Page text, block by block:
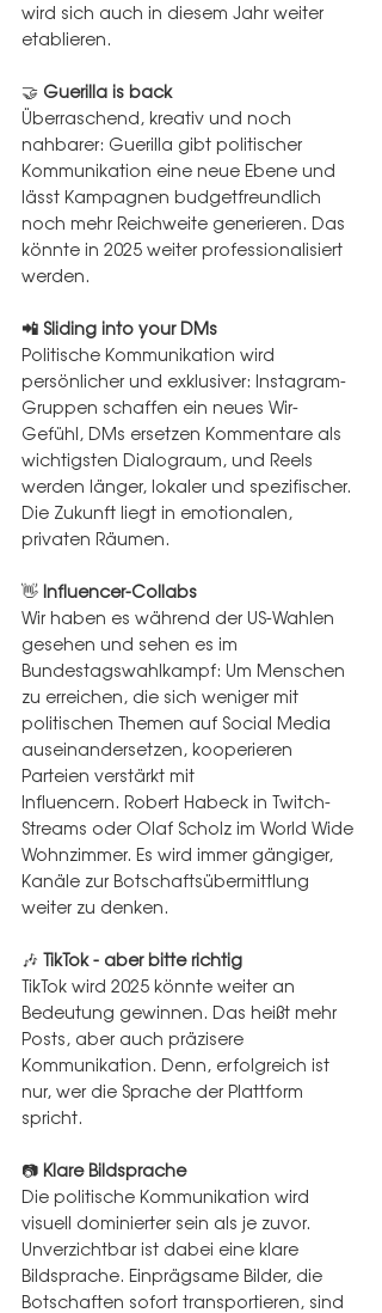
wird sich auch in diesem Jahr weiter
etablieren.
🤝 Guerilla is back
Überraschend, kreativ und noch
nahbarer: Guerilla gibt politischer
Kommunikation eine neue Ebene und
lässt Kampagnen budgetfreundlich
noch mehr Reichweite generieren. Das
könnte in 2025 weiter professionalisiert
werden.
📲 Sliding into your DMs
Politische Kommunikation wird
persönlicher und exklusiver: Instagram-
Gruppen schaffen ein neues Wir-
Gefühl, DMs ersetzen Kommentare als
wichtigsten Dialograum, und Reels
werden länger, lokaler und spezifischer.
Die Zukunft liegt in emotionalen,
privaten Räumen.
👋 Influencer-Collabs
Wir haben es während der US-Wahlen
gesehen und sehen es im
Bundestagswahlkampf: Um Menschen
zu erreichen, die sich weniger mit
politischen Themen auf Social Media
auseinandersetzen, kooperieren
Parteien verstärkt mit
Influencern. Robert Habeck in Twitch-
Streams oder Olaf Scholz im World Wide
Wohnzimmer. Es wird immer gängiger,
Kanäle zur Botschaftsübermittlung
weiter zu denken.
🎶 TikTok - aber bitte richtig
TikTok wird 2025 könnte weiter an
Bedeutung gewinnen. Das heißt mehr
Posts, aber auch präzisere
Kommunikation. Denn, erfolgreich ist
nur, wer die Sprache der Plattform
spricht.
📷 Klare Bildsprache
Die politische Kommunikation wird
visuell dominierter sein als je zuvor.
Unverzichtbar ist dabei eine klare
Bildsprache. Einprägsame Bilder, die
Botschaften sofort transportieren, sind